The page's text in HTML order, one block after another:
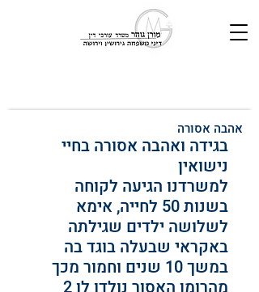
אהבה אסורה
בגידה ואהבה אסורה בחיי
נישואין
למשרדנו הגיעה לקוחה
בשנות 50 לחייה, אימא
לשלושה ילדים שגילתה
באקראי שבעלה בוגד בה
במשך 10 שנים וחמור מכך